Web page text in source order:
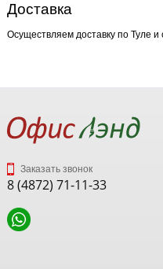
Доставка
Осуществляем доставку по Туле и
Заказать звонок
8 (4872) 71-11-33